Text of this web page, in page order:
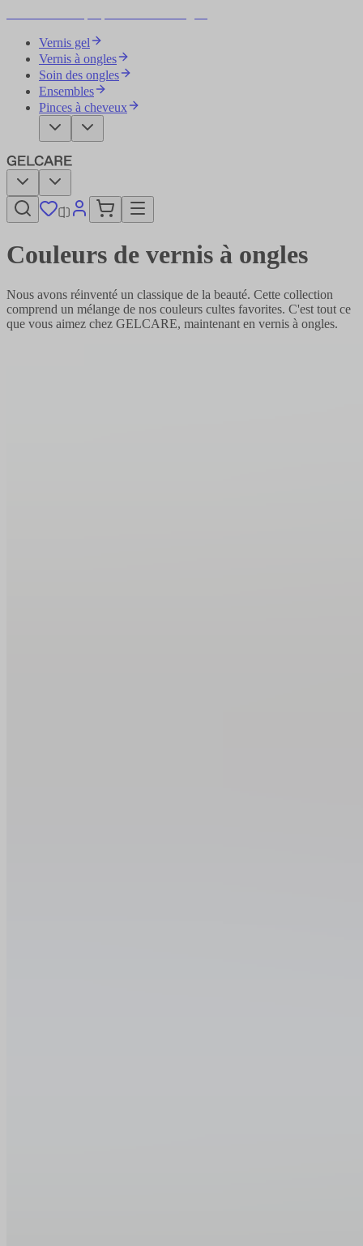
Vernis gel
Vernis à ongles
Soin des ongles
Ensembles
Pinces à cheveux
Couleurs de vernis à ongles
Nous avons réinventé un classique de la beauté. Cette collection
comprend un mélange de nos couleurs cultes favorites. C'est tout ce
que vous aimez chez GELCARE, maintenant en vernis à ongles.